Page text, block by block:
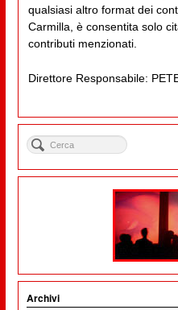
qualsiasi altro format dei
Carmilla, è consentita solo
contributi menzionati.
Direttore Responsabile:
Archivi